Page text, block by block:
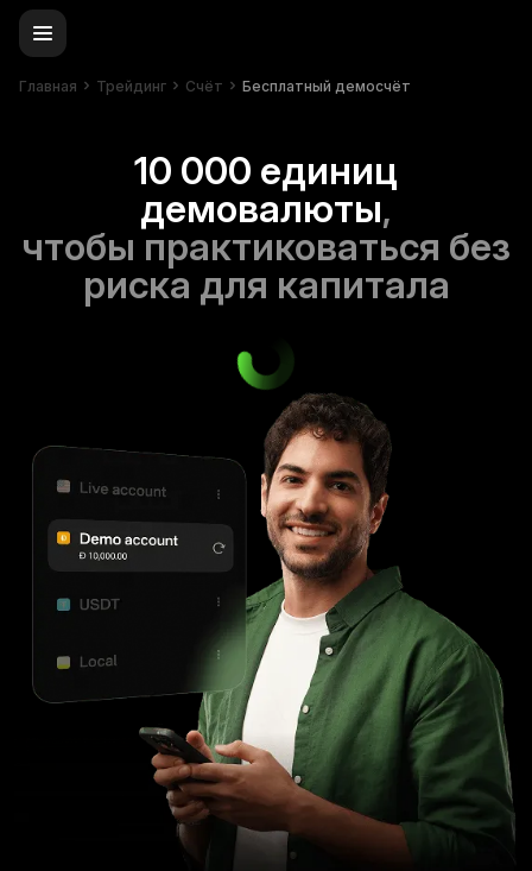
Главная Трейдинг Счёт Бесплатный демосчёт
10 000 единиц
демовалюты,
чтобы практиковаться без
риска для капитала